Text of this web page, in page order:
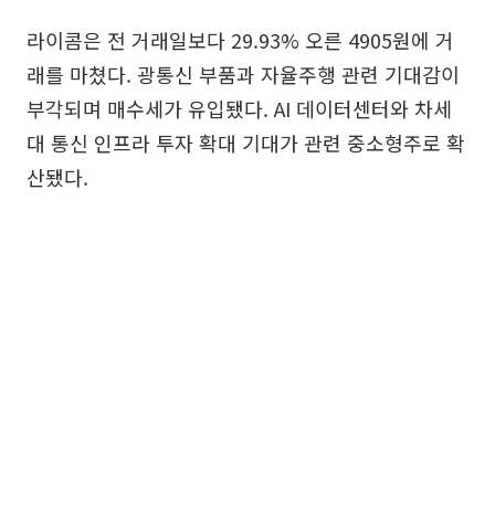
라이콤은 전 거래일보다 29.93% 오른 4905원에 거
래를 마쳤다. 광통신 부품과 자율주행 관련 기대감이
부각되며 매수세가 유입됐다. AI 데이터센터와 차세
대 통신 인프라 투자 확대 기대가 관련 중소형주로 확
산됐다.